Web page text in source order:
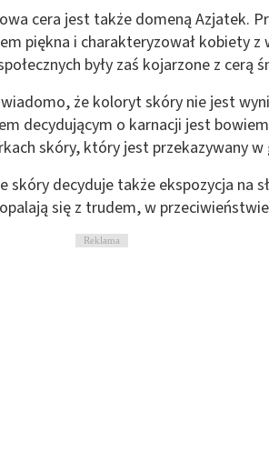
cera jest także domeną Azjatek.
piękna i charakteryzował kobiety
były zaś kojarzone z cerą
że koloryt skóry nie jest
decydującym o karnacji jest
skóry, który jest przekazywany w
skóry decyduje także ekspozycja na
się z trudem, w
Reklama
w celu doboru spersonalizowanych treści
dzięki statystyce lub kombinacji danych z
danych do wyboru treści